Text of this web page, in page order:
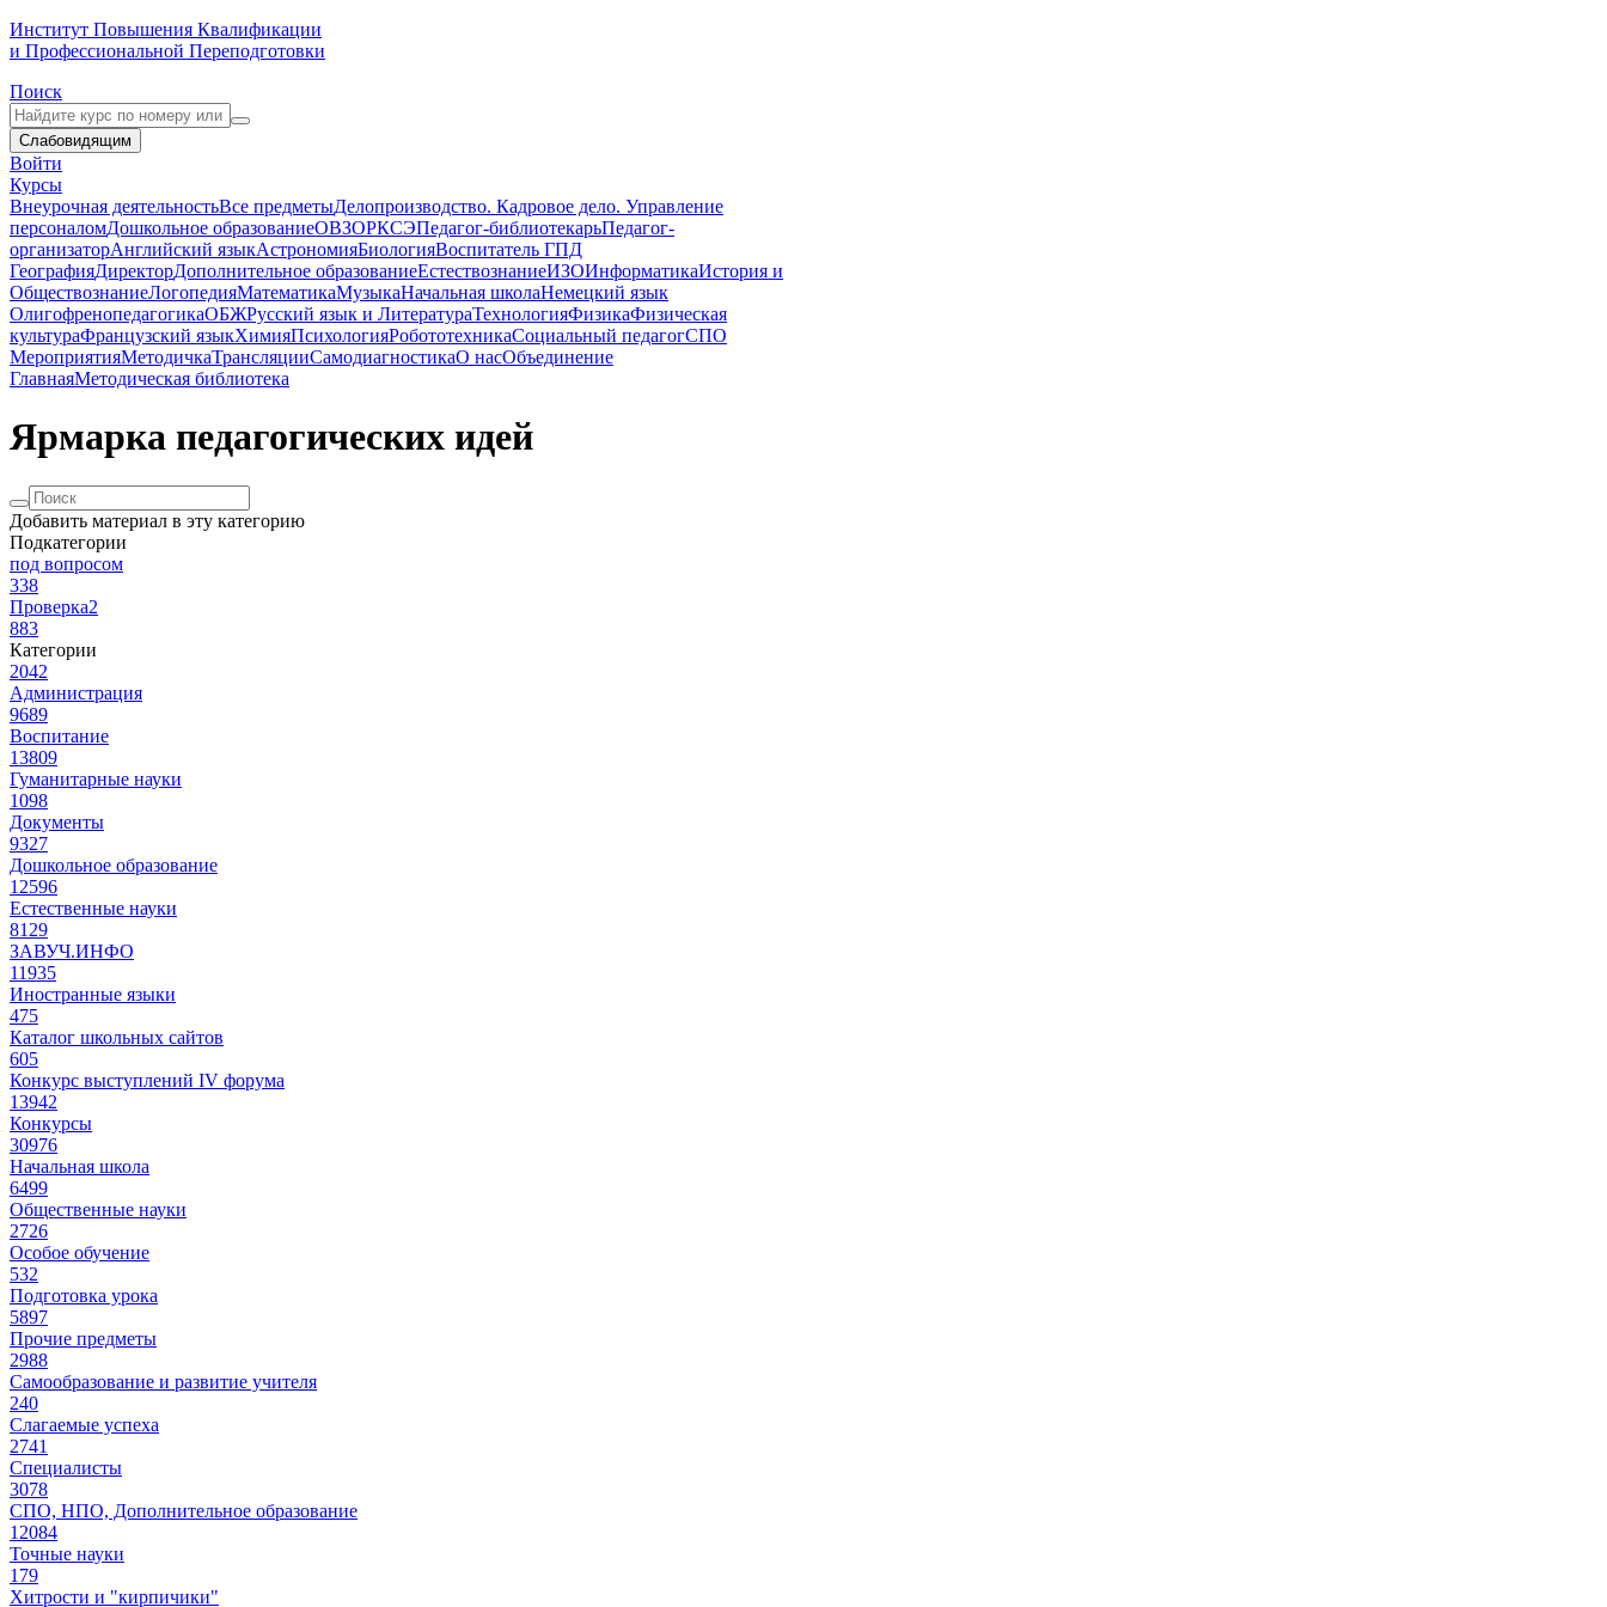
Институт Повышения Квалификации
и Профессиональной Переподготовки
Поиск
Слабовидящим
Войти
Курсы
Внеурочная деятельностьВсе предметыДелопроизводство. Кадровое дело. Управление
персоналомДошкольное образованиеОВЗОРКСЭПедагог-библиотекарьПедагог-
организаторАнглийский языкАстрономияБиологияВоспитатель ГПД
ГеографияДиректорДополнительное образованиеЕстествознаниеИЗОИнформатикаИстория и
ОбществознаниеЛогопедияМатематикаМузыкаНачальная школаНемецкий язык
ОлигофренопедагогикаОБЖРусский язык и ЛитератураТехнологияФизикаФизическая
культураФранцузский языкХимияПсихологияРобототехникаСоциальный педагогСПО
МероприятияМетодичкаТрансляцииСамодиагностикаО насОбъединение
ГлавнаяМетодическая библиотека
Ярмарка педагогических идей
Добавить материал в эту категорию
Подкатегории
под вопросом
338
Проверка2
883
Категории
2042
Администрация
9689
Воспитание
13809
Гуманитарные науки
1098
Документы
9327
Дошкольное образование
12596
Естественные науки
8129
ЗАВУЧ.ИНФО
11935
Иностранные языки
475
Каталог школьных сайтов
605
Конкурс выступлений IV форума
13942
Конкурсы
30976
Начальная школа
6499
Общественные науки
2726
Особое обучение
532
Подготовка урока
5897
Прочие предметы
2988
Самообразование и развитие учителя
240
Слагаемые успеха
2741
Специалисты
3078
СПО, НПО, Дополнительное образование
12084
Точные науки
179
Хитрости и "кирпичики"